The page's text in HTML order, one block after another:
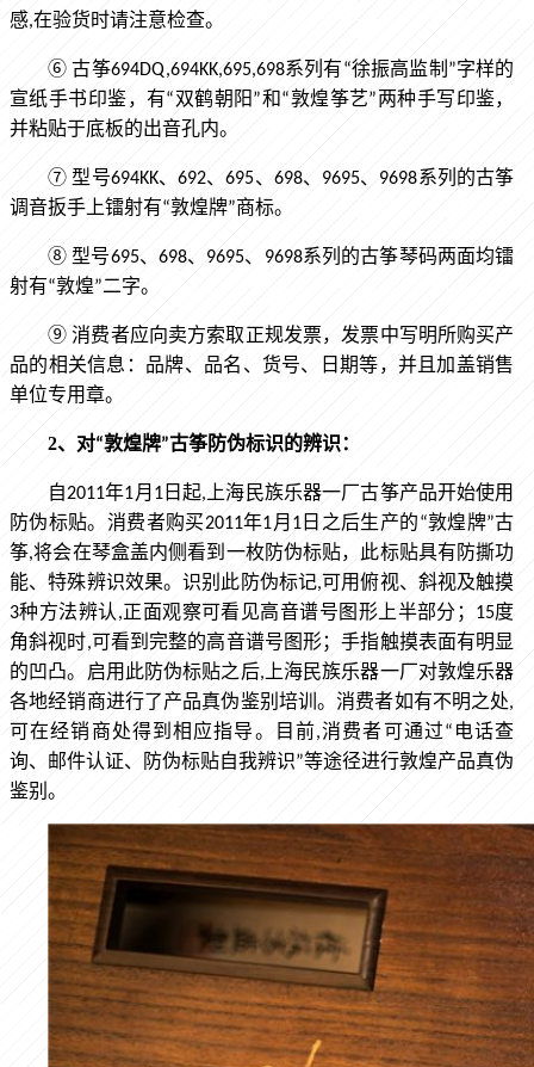
感,在验货时请注意检查。
⑥古筝694DQ,694KK,695,698系列有“徐振高监制”字样的
宣纸手书印鉴，有“双鹤朝阳”和“敦煌筝艺”两种手写印鉴，
并粘贴于底板的出音孔内。
⑦ 型号694KK、692、695、698、9695、9698系列的古筝
调音扳手上镭射有“敦煌牌”商标。
⑧ 型号695、698、9695、9698系列的古筝琴码两面均镭
射有“敦煌”二字。
⑨消费者应向卖方索取正规发票，发票中写明所购买产
品的相关信息：品牌、品名、货号、日期等，并且加盖销售
单位专用章。
2、 对“敦煌牌”古筝防伪标识的辨识：
自2011年1月1日起,上海民族乐器一厂古筝产品开始使用
防伪标贴。消费者购买2011年1月1日之后生产的“敦煌牌”古
筝,将会在琴盒盖内侧看到一枚防伪标贴，此标贴具有防撕功
能、特殊辨识效果。识别此防伪标记,可用俯视、斜视及触摸
3种方法辨认,正面观察可看见高音谱号图形上半部分；15度
角斜视时,可看到完整的高音谱号图形；手指触摸表面有明显
的凹凸。启用此防伪标贴之后,上海民族乐器一厂对敦煌乐器
各地经销商进行了产品真伪鉴别培训。消费者如有不明之处,
可在经销商处得到相应指导。目前,消费者可通过“电话查
询、邮件认证、防伪标贴自我辨识”等途径进行敦煌产品真伪
鉴别。